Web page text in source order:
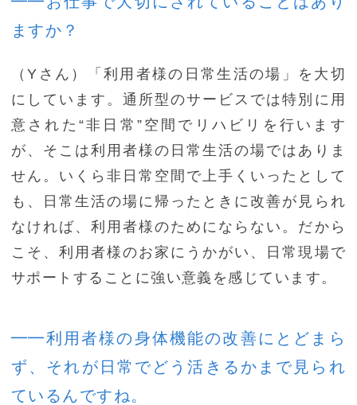
ますか？
（Yさん）「利用者様の日常生活の場」を大切
にしています。通所型のサービスでは特別に用
意された“非日常”空間でリハビリを行います
が、そこは利用者様の日常生活の場ではありま
せん。いくら非日常空間で上手くいったとして
も、日常生活の場に帰ったときに改善が見られ
なければ、利用者様のためにならない。だから
こそ、利用者様のお家にうかがい、日常現場で
サポートすることに強い意義を感じています。
━━利用者様の身体機能の改善にとどまら
ず、それが日常でどう活きるかまで見られ
ているんですね。